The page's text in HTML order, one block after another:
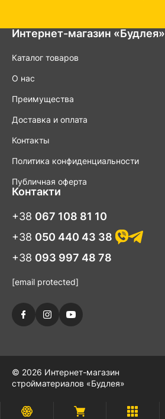
Интернет-магазин «Будлея»
Каталог товаров
О нас
Преимущества
Доставка и оплата
Контакты
Политика конфиденциальности
Публичная оферта
Контакти
+38 067 108 81 10
+38 050 440 43 38
+38 093 997 48 78
[email protected]
© 2026 Интернет-магазин
стройматериалов «Будлея»